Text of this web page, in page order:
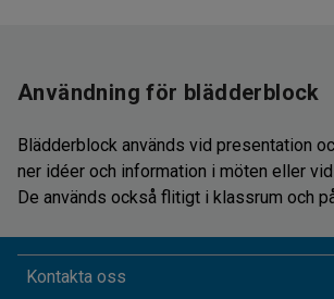
Användning för blädderblock
Blädderblock används vid presentation
ner idéer och information i möten eller
De används också flitigt i klassrum och
Kontakta oss